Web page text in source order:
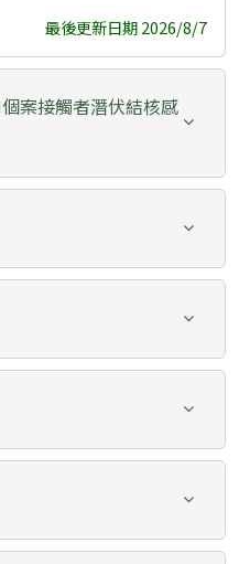
最後更新日期 2026/8/7
案接觸者潛伏結核感